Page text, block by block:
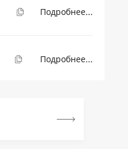
Подробнее...
Подробнее...